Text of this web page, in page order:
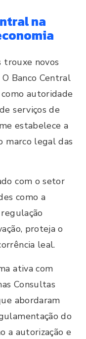
na
trouxe novos
Banco Central
autoridade
serviços de
estabelece a
marco legal das
com o setor
como a
proteja o
leal.
ativa com
Consultas
abordaram
do
a autorização e